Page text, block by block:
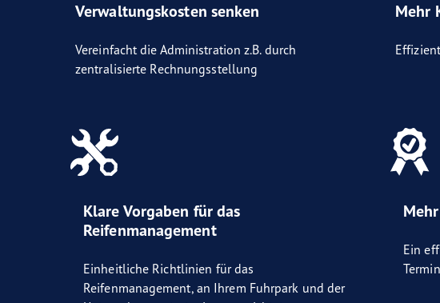
Verwaltungskosten senken
Vereinfacht die Administration z.B. durch
zentralisierte Rechnungsstellung
Mehr
Klare Vorgaben für das
Reifenmanagement
Einheitliche Richtlinien für das
Reifenmanagement, an Ihrem Fuhrpark und der
Ein